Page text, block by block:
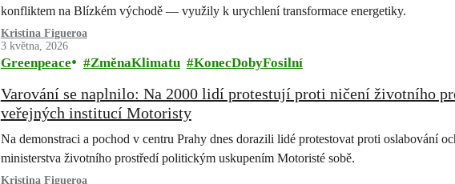
konfliktem na Blízkém východě — využily k urychlení transformace energetiky.
Kristina Figueroa
3 května, 2026
Greenpeace ZměnaKlimatu KonecDobyFosilní
Varování se naplnilo: Na 2000 lidí protestují proti ničení životního
veřejných institucí Motoristy
Na demonstraci a pochod v centru Prahy dnes dorazili lidé protestovat proti oslabování
ministerstva životního prostředí politickým uskupením Motoristé sobě.
Kristina Figueroa